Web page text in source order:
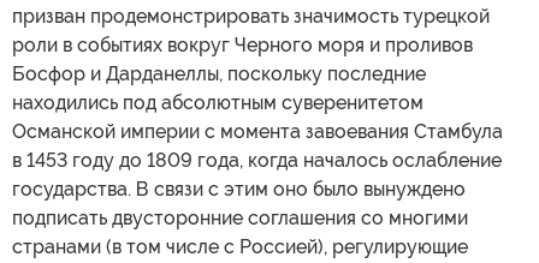
призван продемонстрировать значимость турецкой
роли в событиях вокруг Черного моря и проливов
Босфор и Дарданеллы, поскольку последние
находились под абсолютным суверенитетом
Османской империи с момента завоевания Стамбула
в 1453 году до 1809 года, когда началось ослабление
государства. В связи с этим оно было вынуждено
подписать двусторонние соглашения со многими
странами (в том числе с Россией), регулирующие